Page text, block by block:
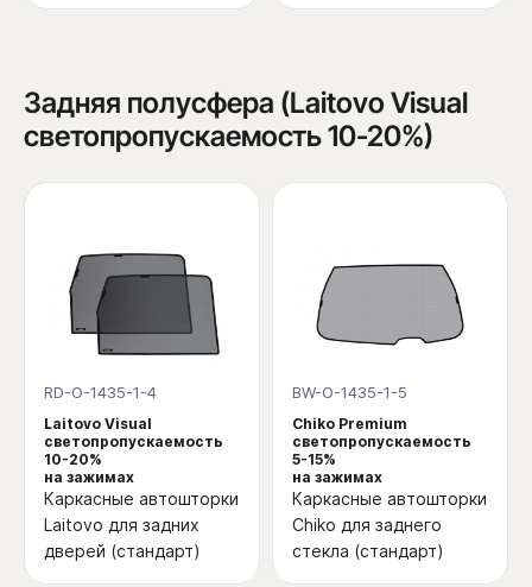
Задняя полусфера (Laitovo Visual
светопропускаемость 10-20%)
RD-O-1435-1-4
Laitovo Visual
светопропускаемость
10-20%
на зажимах
Каркасные автошторки
Laitovo для задних
дверей (стандарт)
BW-O-1435-1-5
Chiko Premium
светопропускаемость
5-15%
на зажимах
Каркасные автошторки
Chiko для заднего
стекла (стандарт)